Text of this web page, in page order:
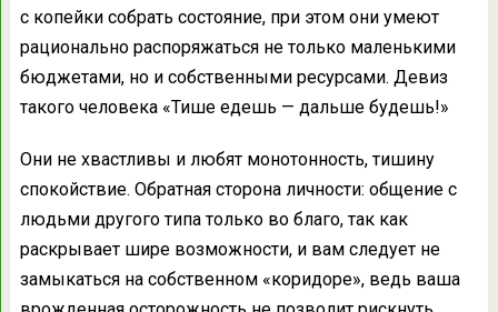
с копейки собрать состояние, при этом они умеют
рационально распоряжаться не только маленькими
бюджетами, но и собственными ресурсами. Девиз
такого человека «Тише едешь — дальше будешь!»
Они не хвастливы и любят монотонность, тишину
спокойствие. Обратная сторона личности: общение с
людьми другого типа только во благо, так как
раскрывает шире возможности, и вам следует не
замыкаться на собственном «коридоре», ведь ваша